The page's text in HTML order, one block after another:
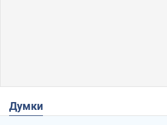
Думки